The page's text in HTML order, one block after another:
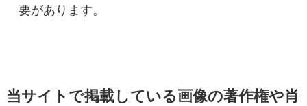
当サイトで掲載している画像の著作権や肖